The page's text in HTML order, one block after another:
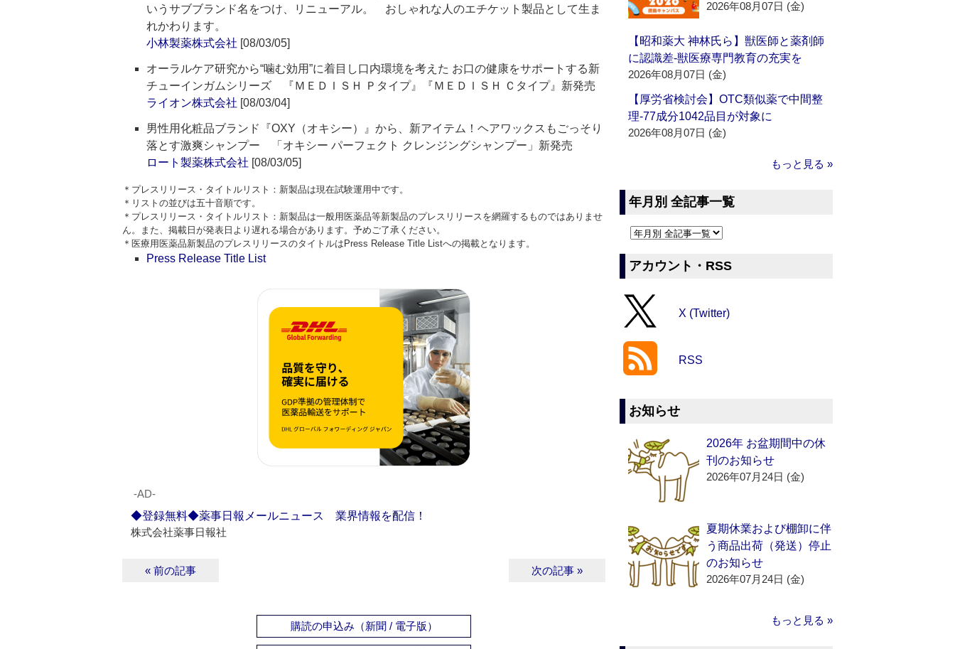
いうサブブランド名をつけ、リニューアル。 おしゃれな人のエチケット製品として生ま
れかわります。
小林製薬株式会社 [08/03/05]
オーラルケア研究から“噛む効用”に着目し口内環境を考えた お口の健康をサポートする新
チューインガムシリーズ 『ＭＥＤＩＳＨ Ｐタイプ』『ＭＥＤＩＳＨ Ｃタイプ』新発売
ライオン株式会社 [08/03/04]
男性用化粧品ブランド『OXY（オキシー）』から、新アイテム！ヘアワックスもごっそり
落とす激爽シャンプー 「オキシー パーフェクト クレンジングシャンプー」新発売
ロート製薬株式会社 [08/03/05]
＊プレスリリース・タイトルリスト：新製品は現在試験運用中です。
＊リストの並びは五十音順です。
＊プレスリリース・タイトルリスト：新製品は一般用医薬品等新製品のプレスリリースを網羅するものではありませ
ん。また、掲載日が発表日より遅れる場合があります。予めご了承ください。
＊医療用医薬品新製品のプレスリリースのタイトルはPress Release Title Listへの掲載となります。
Press Release Title List
‐AD‐
◆登録無料◆薬事日報メールニュース 業界情報を配信！
株式会社薬事日報社
« 前の記事 次の記事 »
購読の申込み（新聞 / 電子版）
2026年08月07日 (金)
【昭和薬大 神林氏ら】獣医師と薬剤師
に認識差‐獣医療専門教育の充実を
2026年08月07日 (金)
【厚労省検討会】OTC類似薬で中間整
理‐77成分1042品目が対象に
2026年08月07日 (金)
もっと見る »
年月別 全記事一覧
アカウント・RSS
X (Twitter)
RSS
お知らせ
2026年 お盆期間中の休
刊のお知らせ
2026年07月24日 (金)
夏期休業および棚卸に伴
う商品出荷（発送）停止
のお知らせ
2026年07月24日 (金)
もっと見る »